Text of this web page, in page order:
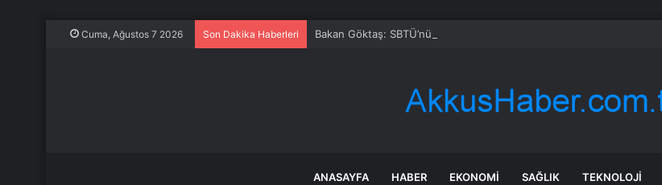
Cuma, Ağustos 7 2026 Son Dakika Haberleri Bakan Göktaş: SBTÜ’nün Başarıları Gurur Verici
ANASAYFA HABER EKONOMI SAĞLIK TEKNOLOJI